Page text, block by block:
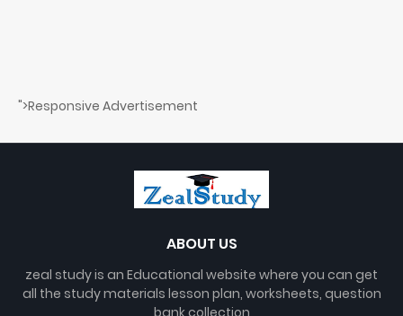
">Responsive Advertisement
ABOUT US
zeal study is an Educational website where you can get
all the study materials lesson plan, worksheets, question
bank collection